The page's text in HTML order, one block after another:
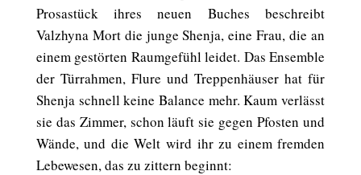
Prosastück ihres neuen Buches beschreibt
Valzhyna Mort die junge Shenja, eine Frau, die an
einem gestörten Raumgefühl leidet. Das Ensemble
der Türrahmen, Flure und Treppenhäuser hat für
Shenja schnell keine Balance mehr. Kaum verlässt
sie das Zimmer, schon läuft sie gegen Pfosten und
Wände, und die Welt wird ihr zu einem fremden
Lebewesen, das zu zittern beginnt: